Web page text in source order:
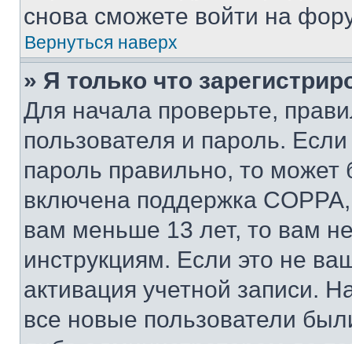
снова сможете войти на
Вернуться наверх
» Я только что
Для начала проверьте,
пользователя и пароль.
пароль правильно, то может
включена поддержка
вам меньше 13 лет, то вам
инструкциям. Если это не
активация учетной записи.
все новые пользователи